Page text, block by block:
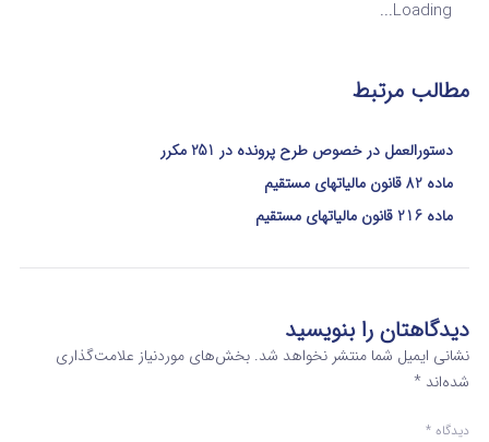
Loading...
مطالب مرتبط
دستورالعمل در خصوص طرح پرونده در 251 مکرر
ماده 82 قانون مالیاتهای مستقیم
ماده 216 قانون مالیاتهای مستقیم
دیدگاهتان را بنویسید
نشانی ایمیل شما منتشر نخواهد شد. بخش‌های موردنیاز علامت‌گذاری
شده‌اند *
دیدگاه *